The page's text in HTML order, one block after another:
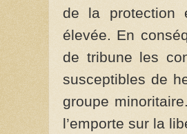
de la protection
élevée. En
de tribune les
susceptibles de
groupe
l’emporte sur la